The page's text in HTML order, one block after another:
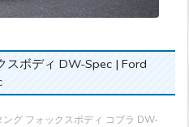
スボディ DW-Spec | Ford
ング フォックスボディ コブラ DW-